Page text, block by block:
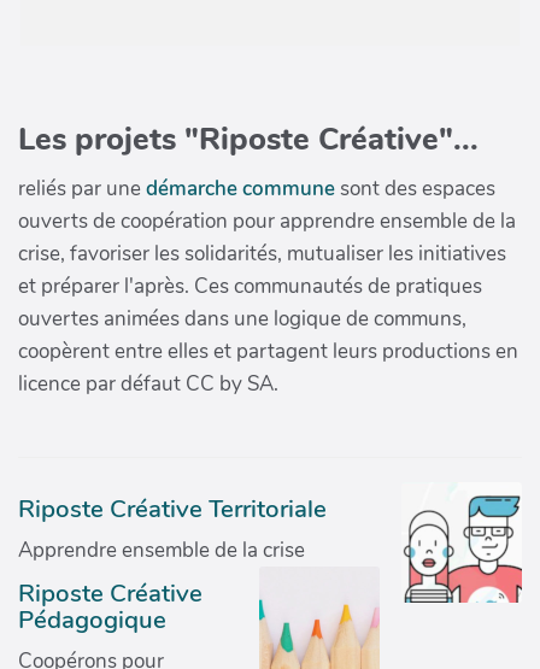
Les projets "Riposte Créative"...
reliés par unedémarche communesont des espaces
ouverts de coopération pour apprendre ensemble de la
crise, favoriser les solidarités, mutualiser les initiatives
et préparer l'après. Ces communautés de pratiques
ouvertes animées dans une logique de communs,
coopèrent entre elles et partagent leurs productions en
licence par défaut CC by SA.
Riposte Créative Territoriale
Apprendre ensemble de la crise
Riposte Créative
Pédagogique
Coopérons pour